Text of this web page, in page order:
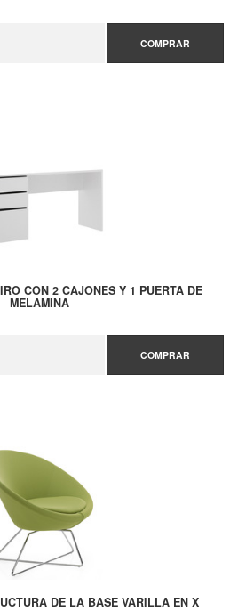
COMPRAR
CON 2 CAJONES Y 1 PUERTA DE
MELAMINA
COMPRAR
DE LA BASE VARILLA EN X